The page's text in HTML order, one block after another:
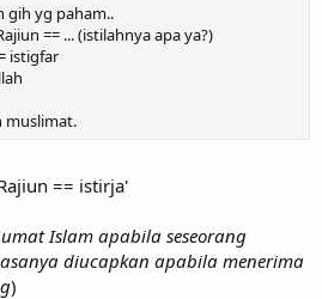
gih yg paham..
== ... (istilahnya apa ya?)
istigfar
muslimat.
== istirja'
Islam apabila seseorang
diucapkan apabila menerima
)